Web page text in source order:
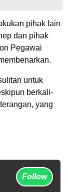
pihak lain
dan pihak
Pegawai
untuk
berkali-
yang
Follow